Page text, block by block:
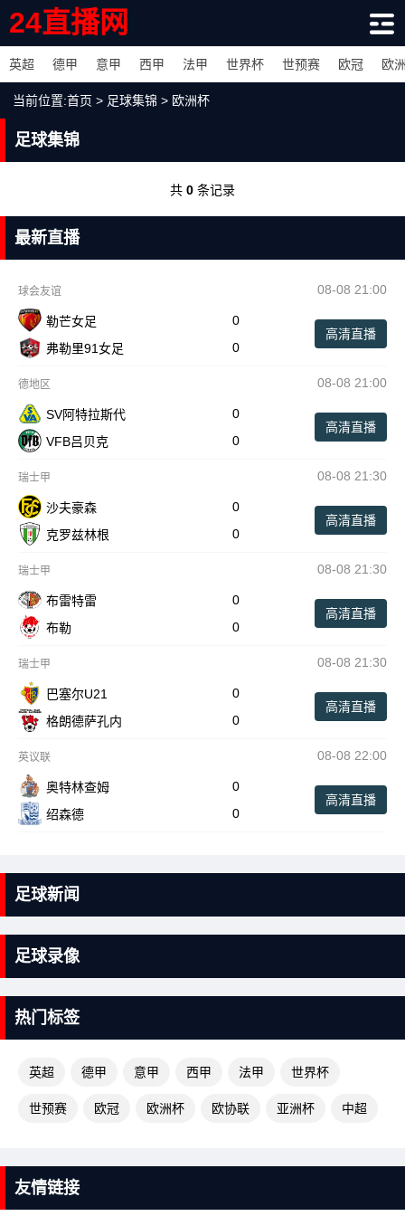
24直播网
英超 德甲 意甲 西甲 法甲 世界杯 世预赛 欧冠 欧
当前位置:首页 > 足球集锦 > 欧洲杯
足球集锦
共 0 条记录
最新直播
球会友谊 08-08 21:00
勒芒女足
0
弗勒里91女足
0
高清直播
德地区 08-08 21:00
SV阿特拉斯代
0
VFB吕贝克
0
高清直播
瑞士甲 08-08 21:30
沙夫豪森
0
克罗兹林根
0
高清直播
瑞士甲 08-08 21:30
布雷特雷
0
布勒
0
高清直播
瑞士甲 08-08 21:30
巴塞尔U21
0
格朗德萨孔内
0
高清直播
英议联 08-08 22:00
奥特林查姆
0
绍森德
0
高清直播
足球新闻
足球录像
热门标签
英超 德甲 意甲 西甲 法甲 世界杯
世预赛 欧冠 欧洲杯 欧协联 亚洲杯 中超
友情链接